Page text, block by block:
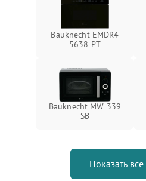
Bauknecht EMDR4
5638 PT
Bauknecht MW 339
SB
Показать